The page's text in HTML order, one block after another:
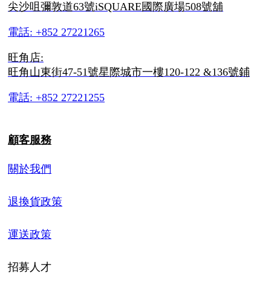
尖沙咀彌敦道63號iSQUARE國際廣場508號舖
電話: +852 27221265
旺角店:
旺角山東街47-51號星際城市一樓120-122 &136號鋪
電話: +852 27221255
顧客服務
關於我們
退換貨政策
運送政策
招募人才